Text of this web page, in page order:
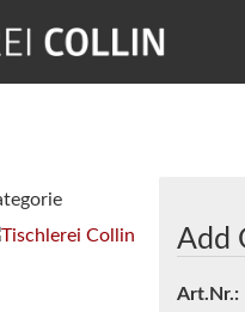
Add
Art.Nr.: